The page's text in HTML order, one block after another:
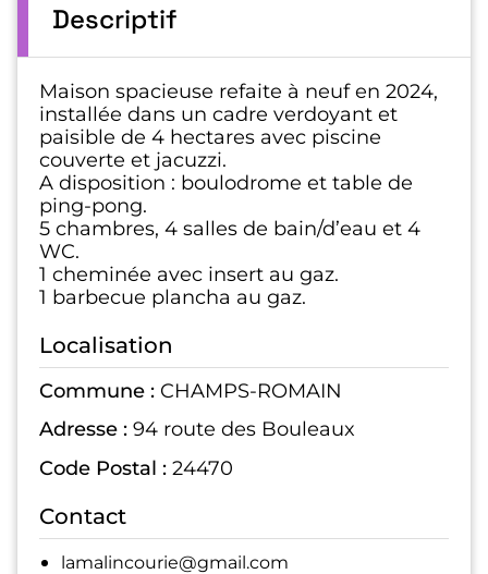
Descriptif
Maison spacieuse refaite à neuf en 2024,
installée dans un cadre verdoyant et
paisible de 4 hectares avec piscine
couverte et jacuzzi.
A disposition : boulodrome et table de
ping-pong.
5 chambres, 4 salles de bain/d’eau et 4
WC.
1 cheminée avec insert au gaz.
1 barbecue plancha au gaz.
Localisation
Commune : CHAMPS-ROMAIN
Adresse : 94 route des Bouleaux
Code Postal : 24470
Contact
lamalincourie@gmail.com